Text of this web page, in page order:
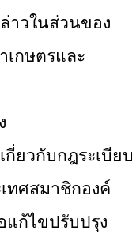
าวในส่วนของ
กษตรและ
กับกฎระเบียบ
ทศสมาชิกองค์
แก้ไขปรับปรุง